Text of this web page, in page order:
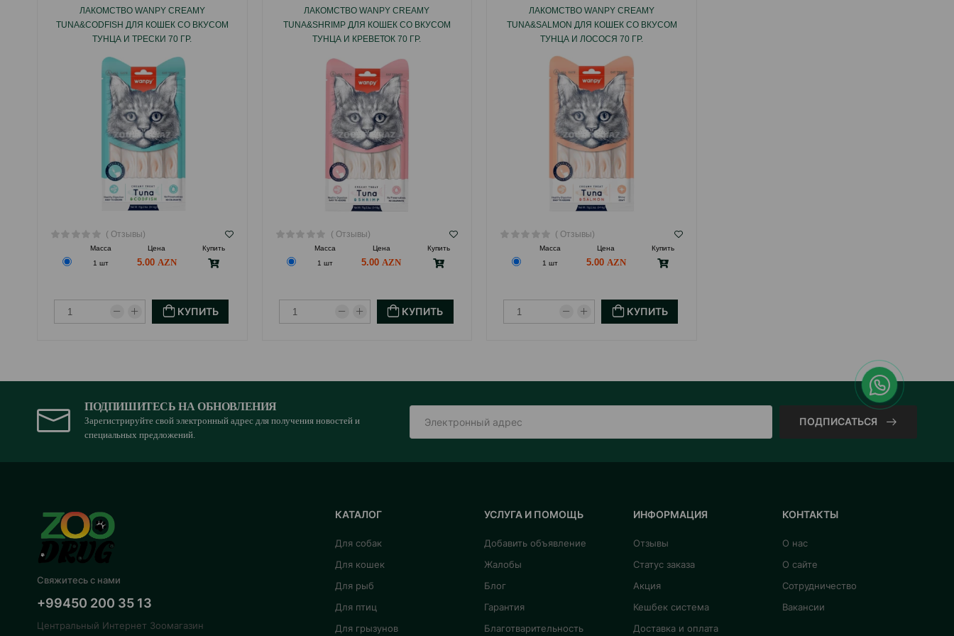
ЛАКОМСТВО WANPY CREAMY
TUNA&CODFISH ДЛЯ КОШЕК СО ВКУСОМ
ТУНЦА И ТРЕСКИ 70 ГР.
( Отзывы)
Масса Цена
Купить
1 шт
5.00
КУПИТЬ
ЛАКОМСТВО WANPY CREAMY
TUNA&SHRIMP ДЛЯ КОШЕК СО ВКУСОМ
ТУНЦА И КРЕВЕТОК 70 ГР.
( Отзывы)
Масса Цена
Купить
1 шт
5.00
КУПИТЬ
ЛАКОМСТВО WANPY CREAMY
TUNA&SALMON ДЛЯ КОШЕК СО ВКУСОМ
ТУНЦА И ЛОСОСЯ 70 ГР.
( Отзывы)
Масса Цена
Купить
1 шт
5.00
КУПИТЬ
ПОДПИШИТЕСЬ НА ОБНОВЛЕНИЯ
Зарегистрируйте свой электронный адрес для получения новостей и
специальных предложений.
ПОДПИСАТЬСЯ
Свяжитесь с нами
+99450 200 35 13
Центральный Интернет Зоомагазин
КАТАЛОГ
Для собак
Для кошек
Для рыб
Для птиц
Для грызунов
УСЛУГА И ПОМОЩЬ
Добавить объявление
Жалобы
Блог
Гарантия
Благотварительность
ИНФОРМАЦИЯ
Отзывы
Статус заказа
Акция
Кешбек система
Доставка и оплата
КОНТАКТЫ
О нас
О сайте
Сотрудничество
Вакансии